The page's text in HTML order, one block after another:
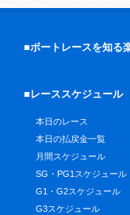
■ボートレースを知る
■レーススケジュール
本日のレース
本日の払戻金一覧
月間スケジュール
SG・PG1スケジュール
G1・G2スケジュール
G3スケジュール